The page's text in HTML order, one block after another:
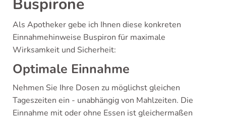
Buspirone
Als Apotheker gebe ich Ihnen diese konkreten
Einnahmehinweise Buspiron für maximale
Wirksamkeit und Sicherheit:
Optimale Einnahme
Nehmen Sie Ihre Dosen zu möglichst gleichen
Tageszeiten ein - unabhängig von Mahlzeiten. Die
Einnahme mit oder ohne Essen ist gleichermaßen